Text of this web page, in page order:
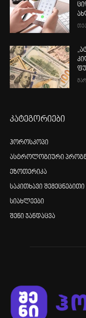
კატეგორიები
ჰოროსკოპი
ასტროლოგიური
ეზოთერიკა
საკითხავი შემეცნებითი
სიახლეები
შენი ჯანდაცვა